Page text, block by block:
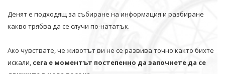
Денят е подходящ за събиране на информация и разбиране
какво трябва да се случи по-нататък.
Ако чувствате, че животът ви не се развива точно както бихте
искали, сега е моментът постепенно да започнете да се